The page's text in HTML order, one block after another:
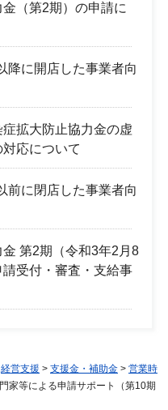
（第2期）の申請に
降に開店した事業者向
拡大防止協力金の虚
応について
前に閉店した事業者向
第2期（令和3年2月8
受付・審査・支給事
経営支援 > 支援金・補助金 > 営業時
家等による申請サポート（第10期